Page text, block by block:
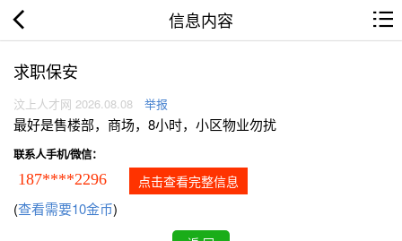
信息内容
求职保安
汶上人才网 2026.08.08 举报
最好是售楼部，商场，8小时，小区物业勿扰
联系人手机/微信：
187****2296 点击查看完整信息
(查看需要10金币)